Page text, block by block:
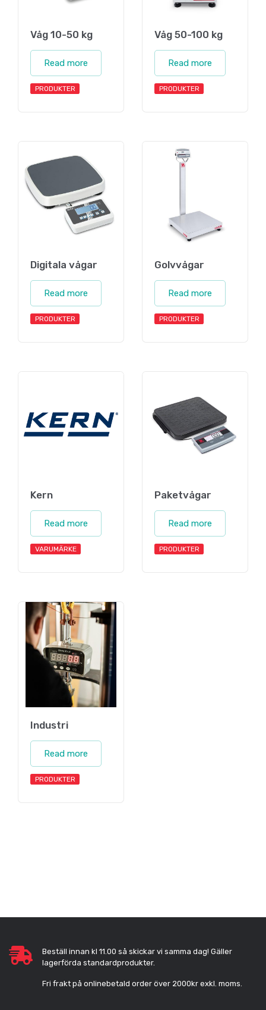
Våg 10-50 kg
Read more
PRODUKTER
Våg 50-100 kg
Read more
PRODUKTER
Digitala vågar
Read more
PRODUKTER
Golvvågar
Read more
PRODUKTER
Kern
Read more
VARUMÄRKE
Paketvågar
Read more
PRODUKTER
Industri
Read more
PRODUKTER
Beställ innan kl 11.00 så skickar vi samma dag! Gäller
lagerförda standardprodukter.
Fri frakt på onlinebetald order över 2000kr exkl. moms.